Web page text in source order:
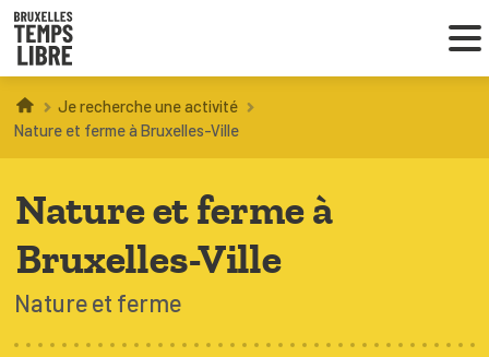
Infos parents
Coordinations ATL
Je recherche une activité
Nature et ferme à Bruxelles-Ville
Nature et ferme à
Bruxelles-Ville
Nature et ferme